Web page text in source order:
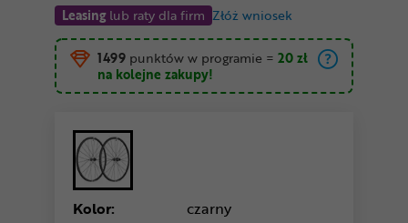
Leasinglub raty dla firm Złóż wniosek
1499 punktów w programie = 20 zł
na kolejne zakupy!
Kolor: czarny